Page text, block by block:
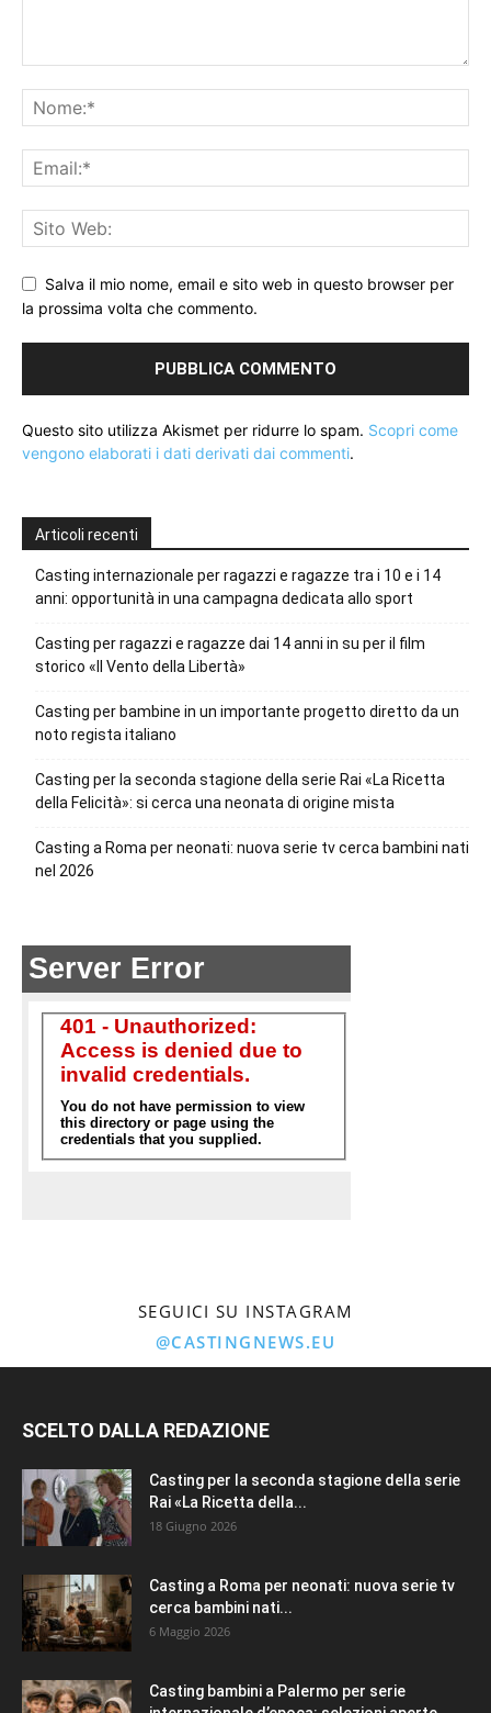
Salva il mio nome, email e sito web in questo browser per
la prossima volta che commento.
Questo sito utilizza Akismet per ridurre lo spam. Scopri come
vengono elaborati i dati derivati dai commenti.
Articoli recenti
Casting internazionale per ragazzi e ragazze tra i 10 e i 14
anni: opportunità in una campagna dedicata allo sport
Casting per ragazzi e ragazze dai 14 anni in su per il film
storico «Il Vento della Libertà»
Casting per bambine in un importante progetto diretto da un
noto regista italiano
Casting per la seconda stagione della serie Rai «La Ricetta
della Felicità»: si cerca una neonata di origine mista
Casting a Roma per neonati: nuova serie tv cerca bambini nati
nel 2026
SEGUICI SU INSTAGRAM
@CASTINGNEWS.EU
SCELTO DALLA REDAZIONE
Casting per la seconda stagione della serie
Rai «La Ricetta della...
18 Giugno 2026
Casting a Roma per neonati: nuova serie tv
cerca bambini nati...
6 Maggio 2026
Casting bambini a Palermo per serie